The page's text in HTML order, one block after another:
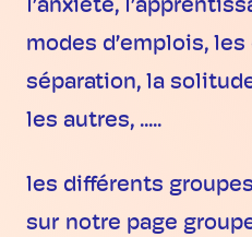
l’anxiété,
modes d’emplois,
séparation, la
les autres, .....
les différents
sur notre page